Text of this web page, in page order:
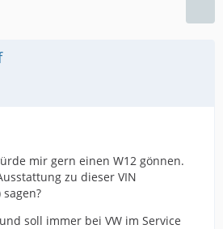
mir gern einen W12 gönnen.
zu dieser VIN
sagen?
soll immer bei VW im Service